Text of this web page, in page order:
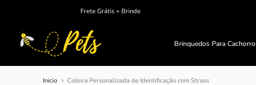
conteudo
Frete Grátis + Brinde
Brinquedos Para Cachorro
Inicio Coleira Personalizada de Identificação com Strass